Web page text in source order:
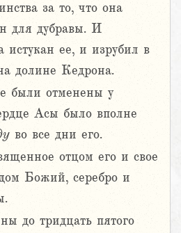
за то, что она
для дубравы. И
истукан ее, и изрубил в
долине Кедрона.
были отменены у
Асы было вполне
во все дни его.
отцом его и свое
Божий, серебро и
до тридцать пятого